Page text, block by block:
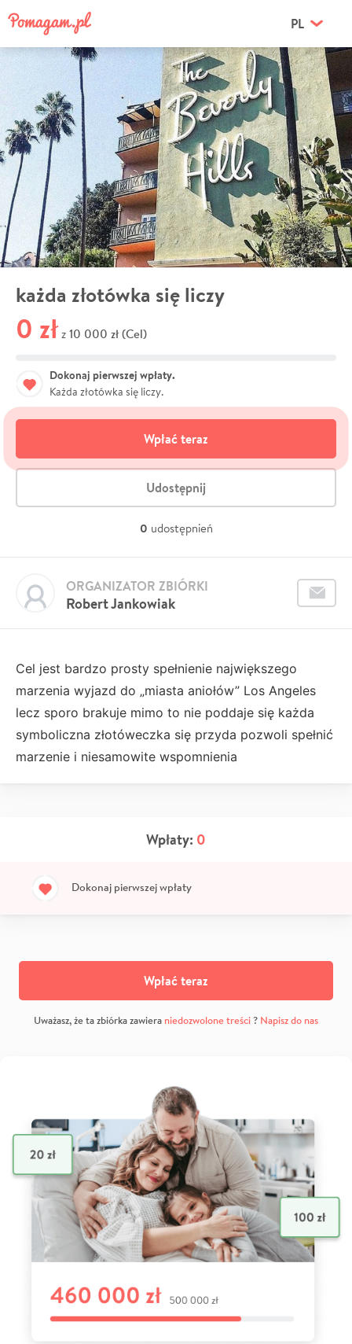
PL
każda złotówka się liczy
0 zł z 10 000 zł (Cel)
Dokonaj pierwszej wpłaty.
Każda złotówka się liczy.
Wpłać teraz
Udostępnij
0 udostępnień
Robert Jankowiak
ORGANIZATOR ZBIÓRKI
Cel jest bardzo prosty spełnienie największego
marzenia wyjazd do „miasta aniołów” Los Angeles
lecz sporo brakuje mimo to nie poddaje się każda
symboliczna złotóweczka się przyda pozwoli spełnić
marzenie i niesamowite wspomnienia
Wpłaty: 0
Dokonaj pierwszej wpłaty
Wpłać teraz
Uważasz, że ta zbiórka zawiera niedozwolone treści? Napisz do nas